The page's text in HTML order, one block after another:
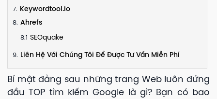
Keywordtool.io
Ahrefs
SEOquake
Liên Hệ Với Chúng Tôi Để Được Tư Vấn Miễn Phí
Bí mật đằng sau những trang Web luôn đứng
đầu TOP tìm kiếm Google là gì? Bạn có bao